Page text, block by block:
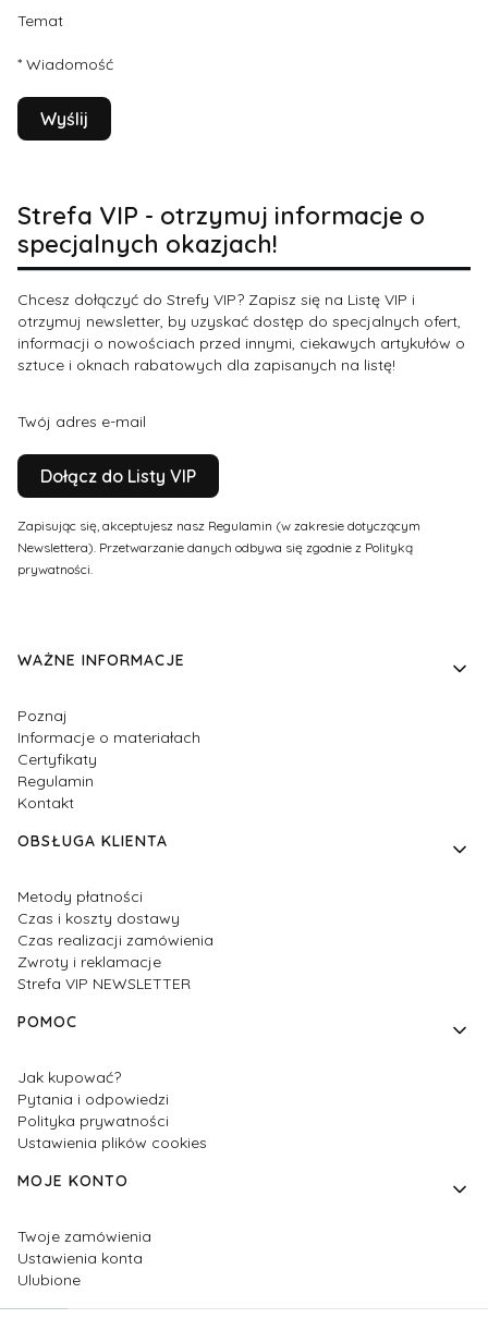
Temat
* Wiadomość
Wyślij
Strefa VIP - otrzymuj informacje o
specjalnych okazjach!
Chcesz dołączyć do Strefy VIP? Zapisz się na Listę VIP i
otrzymuj newsletter, by uzyskać dostęp do specjalnych ofert,
informacji o nowościach przed innymi, ciekawych artykułów o
sztuce i oknach rabatowych dla zapisanych na listę!
Twój adres e-mail
Dołącz do Listy VIP
Zapisując się, akceptujesz nasz Regulamin (w zakresie dotyczącym
Newslettera). Przetwarzanie danych odbywa się zgodnie z Polityką
prywatności.
Linki w stopce
WAŻNE INFORMACJE
Poznaj
Informacje o materiałach
Certyfikaty
Regulamin
Kontakt
OBSŁUGA KLIENTA
Metody płatności
Czas i koszty dostawy
Czas realizacji zamówienia
Zwroty i reklamacje
Strefa VIP NEWSLETTER
POMOC
Jak kupować?
Pytania i odpowiedzi
Polityka prywatności
Ustawienia plików cookies
MOJE KONTO
Twoje zamówienia
Ustawienia konta
Ulubione